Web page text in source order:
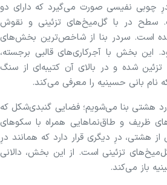
چوبی نفیسی صورت می‌گیرد که دارای دو
سطح در با گل‌میخ‌های تزئینی و نقوش
است. سردر بنا از شاخص‌ترین بخش‌های
بخش با آجرکاری‌های قالبی برجسته،
شده و در بالای آن کتیبه‌ای از سنگ
نام بانی حسینیه را معرفی می‌کند.
هشتی بنا می‌شویم؛ فضایی گنبدی‌شکل که
ظریف و طاق‌نما‌هایی همراه با سکو‌های
هشتی، درِ دیگری قرار دارد که همانند درِ
تزئینی است. از این بخش، دالانی
باز می‌کند.